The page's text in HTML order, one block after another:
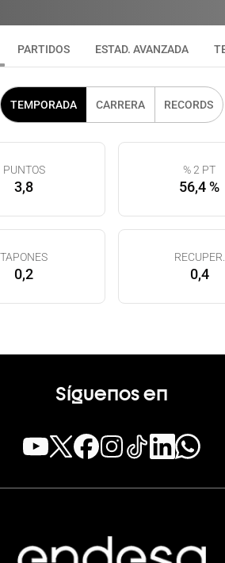
PARTIDOS ESTAD. AVANZADA
TEMPORADA CARRERA RECORDS
PUNTOS
3,8
% 2 PT
56,4 %
TAPONES
0,2
RECUPER.
0,4
Síguenos en